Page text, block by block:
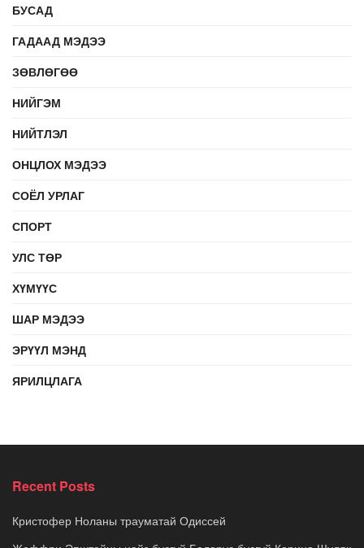
БУСАД
ГАДААД МЭДЭЭ
ЗӨВЛӨГӨӨ
НИЙГЭМ
НИЙТЛЭЛ
ОНЦЛОХ МЭДЭЭ
СОЁЛ УРЛАГ
СПОРТ
УЛС ТӨР
ХҮМҮҮС
ШАР МЭДЭЭ
ЭРҮҮЛ МЭНД
ЯРИЛЦЛАГА
Recent Posts
Кристофер Ноланы трауматай Одиссей